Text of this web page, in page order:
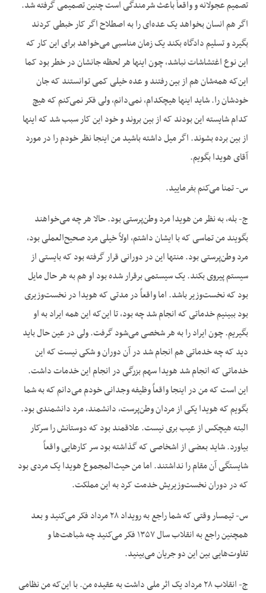
تصمیم عجولانه و واقعاً باعث شرمندگی است چنین تصمیمی گرفته شد.
اگر هم انسان بخواهد یک عده‌ای را به اصطلاح اگر کار خبطی کردند
بگیرد و تسلیم دادگاه بکند یک زمان مناسبی می‌خواهد برای این کار که
این نوع اغتشاشات نباشد، چون اینها هر لحظه جانشان در خطر بود کما
این‌که همه‌شان هم از بین رفتند و عده خیلی کمی توانستند که جان
خودشان را. شاید اینها هیچکدام، نمی‌دانم، ولی فکر نمی‌کنم که هیچ
کدام شایسته این بودند که از بین بروند و خود این کار سبب شد که اینها
از بین برده بشوند. اگر میل داشته باشید من اینجا نظر خودم را در مورد
آقای هویدا بگویم.
س- تمنا می‌کنم بفرمایید.
ج- بله، به نظر من هویدا مرد وطن‌پرستی بود. حالا هر چه می‌خواهند
بگویند من تماسی که با ایشان داشتم، اولاً خیلی مرد صحیح‌العملی بود،
مرد وطن‌پرستی بود. منتها این در دورانی قرار گرفته بود که بایستی از
سیستم پیروی بکند. یک سیستمی برقرار شده بود او هم به هر حال مایل
بود که نخست‌وزیر باشد. اما واقعاً در مدتی که هویدا در نخست‌وزیری
بود ببینیم خدماتی که انجام شد چه بود، تا این‌که این همه ایراد به او
بگیریم. چون ایراد را به هر شخصی می‌شود گرفت. ولی در عین حال باید
دید که چه خدماتی هم انجام شد در آن دوران و شکی نیست که این
خدماتی که انجام شد هویدا سهم بزرگی در انجام این خدمات داشت.
این است که من در اینجا واقعاً وظیفه وجدانی خودم می‌دانم که به شما
بگویم که هویدا یکی از مردان وطن‌پرست، دانشمند، مرد دانشمندی بود.
البته هیچکس از عیب بری نیست. علاقمند بود که دوستانش را سرکار
بیاورد. شاید بعضی از اشخاصی که گذاشته بود سر کار‌هایی واقعاً
شایستگی آن مقام را نداشتند. اما من حیث‌المجموع هویدا یک مردی بود
که در دوران نخست‌وزیریش خدمت کرد به این مملکت.
س- تیمسار وقتی که شما راجع به رویداد ۲۸ مرداد فکر می‌کنید و بعد
همچنین راجع به انقلاب سال ۱۳۵۷ فکر می‌کنید چه شباهت‌ها و
تفاوت‌‌هایی بین این دو جریان می‌بینید.
ج- انقلاب ۲۸ مرداد یک اثر ملی داشت به عقیده من. با این‌که من نظامی